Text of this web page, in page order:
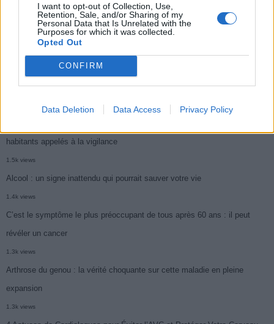
I want to opt-out of Collection, Use,
Retention, Sale, and/or Sharing of my
Personal Data that Is Unrelated with the
Purposes for which it was collected.
Opted Out
CONFIRM
Data Deletion Data Access Privacy Policy
Je suis cardiologue et voici le seul chocolat que je valide : c’est le
meilleur pour le cœur
Cancer du foie : Symptômes silencieux mais vitaux à connaître
habitants appelés à la vigilance
1.5k views
Alcool : un signe inattendu qui pourrait sauver votre vie
1.4k views
C’est le symptôme le plus préoccupant de tous après 60 ans : il peut
révéler un cancer
1.3k views
Arthrose du genou : la vérité choquante sur cette maladie en pleine
expansion
1.3k views